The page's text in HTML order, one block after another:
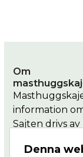
Denna
Om
information
Sajten drivs